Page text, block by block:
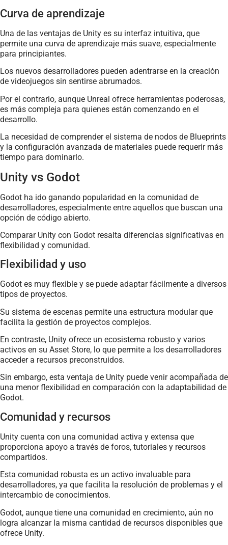
Curva de aprendizaje
Una de las ventajas de Unity es su interfaz intuitiva, que
permite una curva de aprendizaje más suave, especialmente
para principiantes.
Los nuevos desarrolladores pueden adentrarse en la creación
de videojuegos sin sentirse abrumados.
Por el contrario, aunque Unreal ofrece herramientas poderosas,
es más compleja para quienes están comenzando en el
desarrollo.
La necesidad de comprender el sistema de nodos de Blueprints
y la configuración avanzada de materiales puede requerir más
tiempo para dominarlo.
Unity vs Godot
Godot ha ido ganando popularidad en la comunidad de
desarrolladores, especialmente entre aquellos que buscan una
opción de código abierto.
Comparar Unity con Godot resalta diferencias significativas en
flexibilidad y comunidad.
Flexibilidad y uso
Godot es muy flexible y se puede adaptar fácilmente a diversos
tipos de proyectos.
Su sistema de escenas permite una estructura modular que
facilita la gestión de proyectos complejos.
En contraste, Unity ofrece un ecosistema robusto y varios
activos en su Asset Store, lo que permite a los desarrolladores
acceder a recursos preconstruidos.
Sin embargo, esta ventaja de Unity puede venir acompañada de
una menor flexibilidad en comparación con la adaptabilidad de
Godot.
Comunidad y recursos
Unity cuenta con una comunidad activa y extensa que
proporciona apoyo a través de foros, tutoriales y recursos
compartidos.
Esta comunidad robusta es un activo invaluable para
desarrolladores, ya que facilita la resolución de problemas y el
intercambio de conocimientos.
Godot, aunque tiene una comunidad en crecimiento, aún no
logra alcanzar la misma cantidad de recursos disponibles que
ofrece Unity.